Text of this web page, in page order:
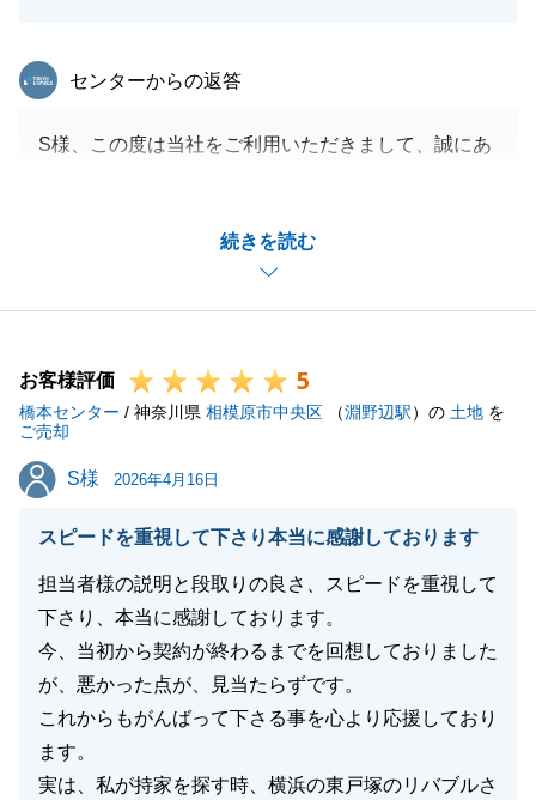
続きを読む
東急リバブル
センターからの返答
S様、この度は当社をご利用いただきまして、誠にあ
のお取引ができましたのも、S様・F様のお力添えが
あったからこそと感じております。
ぜひ今後とも当社をご贔屓にいただければと存じま
引き続き、よろしくお願いいたします。
お客様評価 5
橋本センター / 神奈川県 相模原市中央区 （淵野辺駅）の 土地 を
ご売却
S様
S様 2026年4月16日
スピードを重視して下さり本当に感謝しております
担当者様の説明と段取りの良さ、スピードを重視して
下さり、本当に感謝しております。
今、当初から契約が終わるまでを回想しておりました
が、悪かった点が、見当たらずです。
これからもがんばって下さる事を心より応援しており
ます。
実は、私が持家を探す時、横浜の東戸塚のリバブルさ